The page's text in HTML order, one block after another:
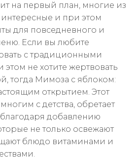
на первый план, многие из
и при этом
для повседневного и
Если вы любите
с традиционными
не хотите жертвовать
тогда Мимоза с яблоком:
открытием. Этот
с детства, обретает
добавлению
не только освежают
блюдо витаминами и